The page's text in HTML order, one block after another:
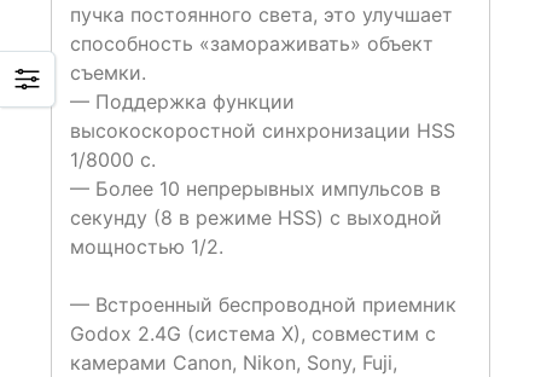
пучка постоянного света, это улучшает
способность «замораживать» объект
съемки.
— Поддержка функции
высокоскоростной синхронизации HSS
1/8000 с.
— Более 10 непрерывных импульсов в
секунду (8 в режиме HSS) с выходной
мощностью 1/2.
— Встроенный беспроводной приемник
Godox 2.4G (система X), совместим с
камерами Canon, Nikon, Sony, Fuji,